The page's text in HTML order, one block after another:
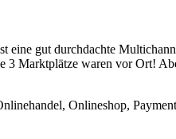
eine gut durchdachte
3 Marktplätze waren vor Ort!
Onlineshop,